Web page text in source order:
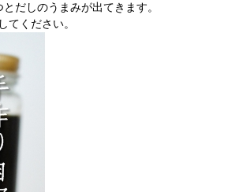
だしのうまみが出てきます。
てください。